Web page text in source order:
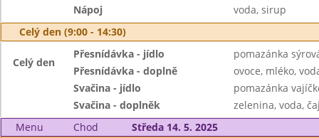
Nápoj
voda, sirup
Celý den (9:00 - 14:30)
Celý den
Přesnídávka - jídlo
pomazánka
Přesnídávka - doplně
ovoce, mléko,
Svačina - jídlo
pomazánka
Svačina - doplněk
zelenina, voda,
Menu
Chod
Středa 14. 5. 2025